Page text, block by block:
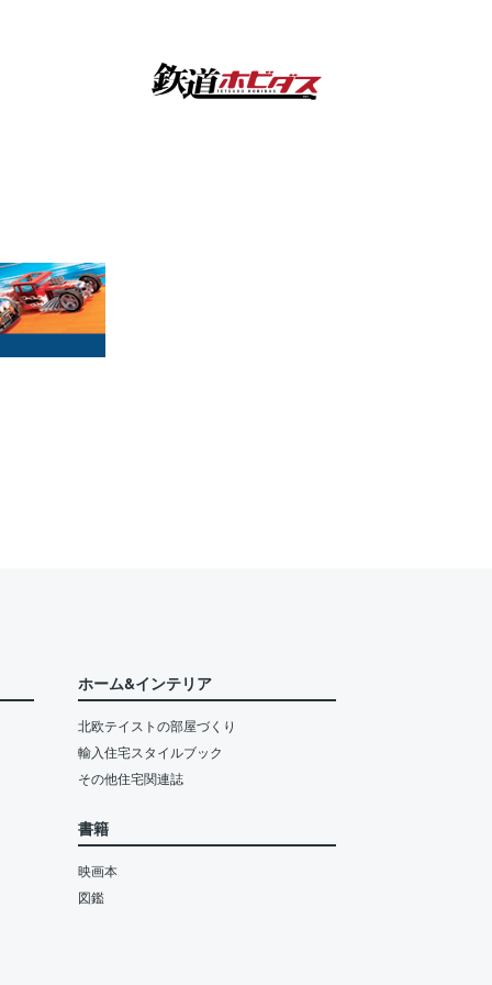
ホーム&インテリア
北欧テイストの部屋づくり
輸入住宅スタイルブック
その他住宅関連誌
書籍
映画本
図鑑